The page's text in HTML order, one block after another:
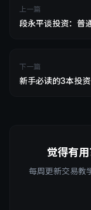
上一篇
段永平谈投资：普
下一篇
新手必读的3本投
觉得有
每周更新交易教